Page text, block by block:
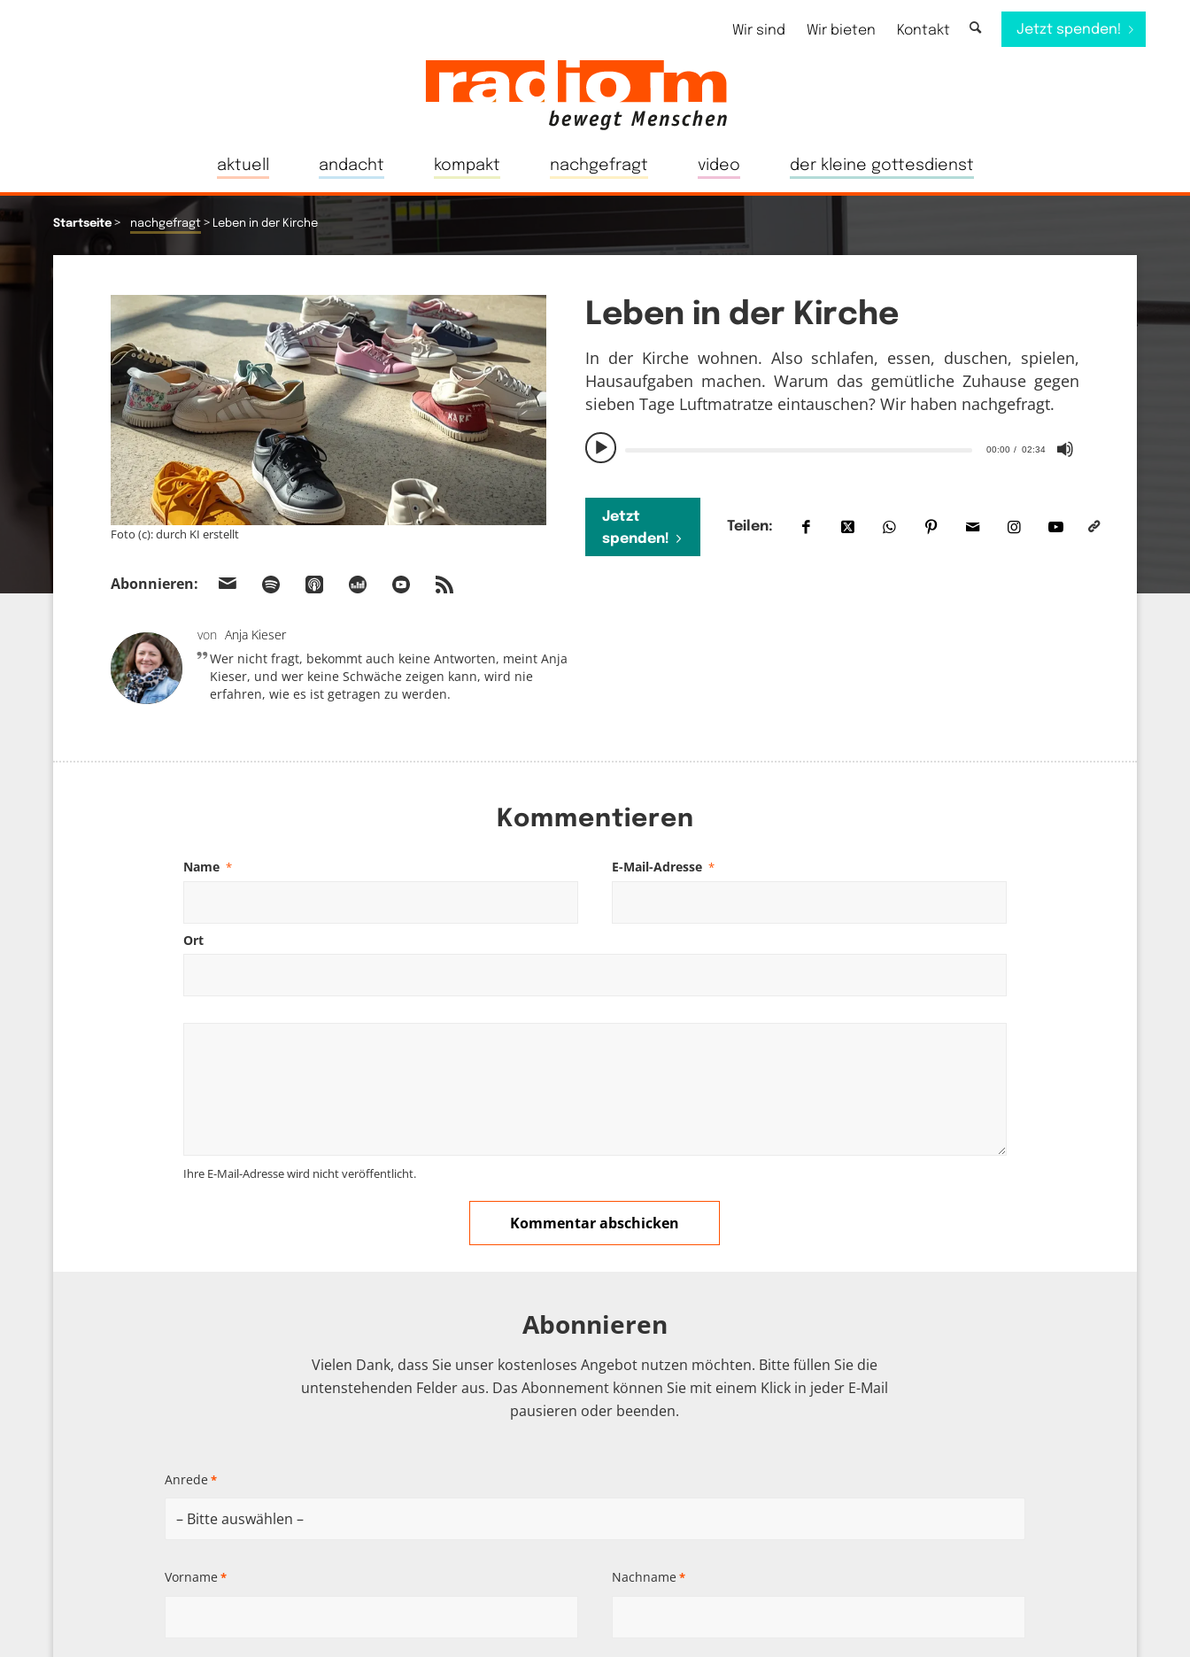
Wir sind Wir bieten Kontakt Jetzt spenden!
aktuell andacht kompakt nachgefragt video der kleine gottesdienst
Startseite > nachgefragt > Leben in der Kirche
Foto (c): durch KI erstellt
Abonnieren:
Leben in der Kirche
00:00 02:34
In der Kirche wohnen. Also schlafen, essen, duschen, spielen,
Hausaufgaben machen. Warum das gemütliche Zuhause gegen
sieben Tage Luftmatratze eintauschen? Wir haben nachgefragt.
Jetzt
spenden!
Teilen:
von Anja Kieser
Wer nicht fragt, bekommt auch keine Antworten, meint Anja
Kieser, und wer keine Schwäche zeigen kann, wird nie
erfahren, wie es ist getragen zu werden.
Kommentieren
Name * E-Mail-Adresse *
Ort
Ihre E-Mail-Adresse wird nicht veröffentlicht.
Abonnieren
Vielen Dank, dass Sie unser kostenloses Angebot nutzen möchten. Bitte füllen Sie die
untenstehenden Felder aus. Das Abonnement können Sie mit einem Klick in jeder E-Mail
pausieren oder beenden.
Anrede *
Vorname * Nachname *